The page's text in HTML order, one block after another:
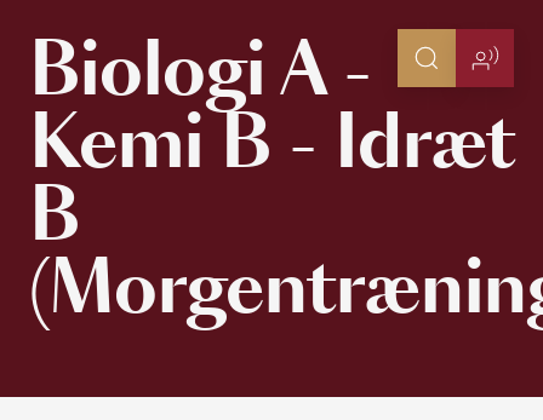
Biologi A -
Kemi B - Idræt
B